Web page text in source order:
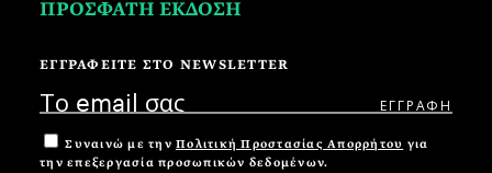
ΠΡΟΣΦΑΤΗ ΕΚΔΟΣΗ
ΕΓΓΡΑΦΕΙΤΕ ΣΤΟ NEWSLETTER
Συναινώ με την Πολιτική Προστασίας Απορρήτου για
την επεξεργασία προσωπικών δεδομένων.